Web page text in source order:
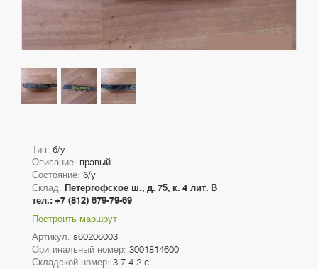
Тип: б/у
Описание: правый
Состояние: б/у
Склад: Петергофское ш., д. 75, к. 4 лит. В
тел.: +7 (812) 679-79-69
Построить маршрут
Артикул: s60206003
Оригинальный номер: 3001814600
Складской номер: 3.7.4.2.c